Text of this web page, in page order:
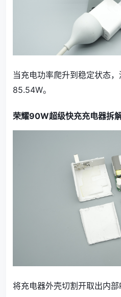
当充电功率爬升到稳定状态
85.54W。
荣耀90W超级快充充电器拆
将充电器外壳切割开取出内部